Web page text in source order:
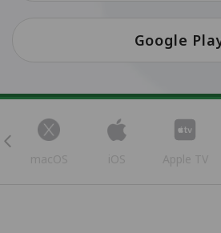
Google
macOS iOS Apple TV